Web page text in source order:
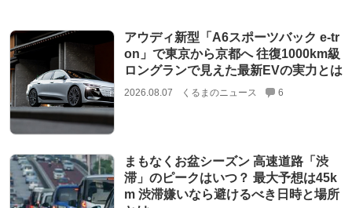
アウディ新型「A6スポーツバック e-tr
on」で東京から京都へ 往復1000km級
ロングランで見えた最新EVの実力とは
2026.08.07 くるまのニュース 6
まもなくお盆シーズン 高速道路「渋
滞」のピークはいつ？ 最大予想は45k
m 渋滞嫌いなら避けるべき日時と場所